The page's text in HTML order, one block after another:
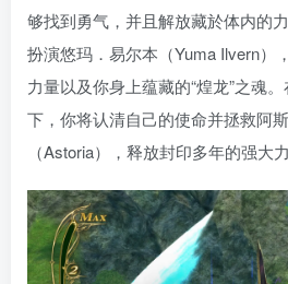
够找到勇气，并且解放藏於体内的
扮演悠玛．易尔本（Yuma Ilvern）
力量以及你身上蕴藏的“煌龙”之魂
下，你将认清自己的使命并拯救阿
（Astoria），释放封印多年的强大力